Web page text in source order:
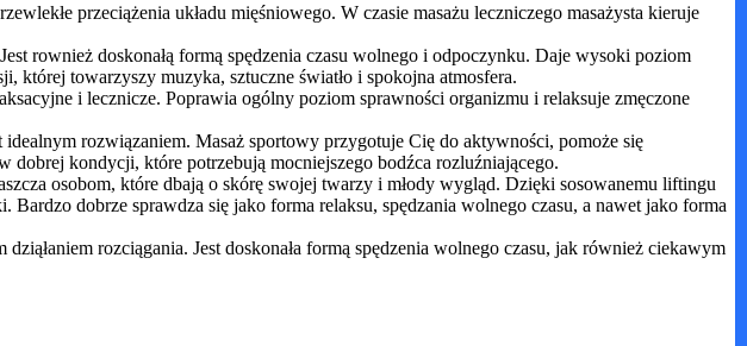
przeciążenia układu mięśniowego. W czasie masażu leczniczego masażysta kieruje
rownież doskonałą formą spędzenia czasu wolnego i odpoczynku. Daje wysoki poziom
której towarzyszy muzyka, sztuczne światło i spokojna atmosfera.
i lecznicze. Poprawia ogólny poziom sprawności organizmu i relaksuje zmęczone
rozwiązaniem. Masaż sportowy przygotuje Cię do aktywności, pomoże się
kondycji, które potrzebują mocniejszego bodźca rozluźniającego.
osobom, które dbają o skórę swojej twarzy i młody wygląd. Dzięki sosowanemu liftingu
dobrze sprawdza się jako forma relaksu, spędzania wolnego czasu, a nawet jako forma
rozciągania. Jest doskonała formą spędzenia wolnego czasu, jak również ciekawym